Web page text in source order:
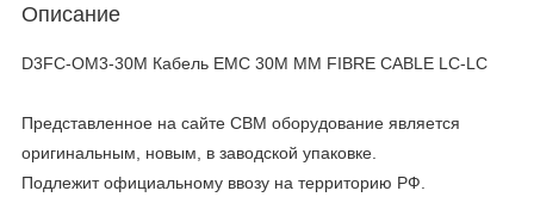
Описание
D3FC-OM3-30M Кабель EMC 30M MM FIBRE CABLE LC-LC
Представленное на сайте CBM оборудование является
оригинальным, новым, в заводской упаковке.
Подлежит официальному ввозу на территорию РФ.